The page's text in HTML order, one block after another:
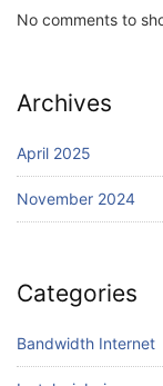
No comments to
Archives
April 2025
November 2024
Categories
Bandwidth Internet